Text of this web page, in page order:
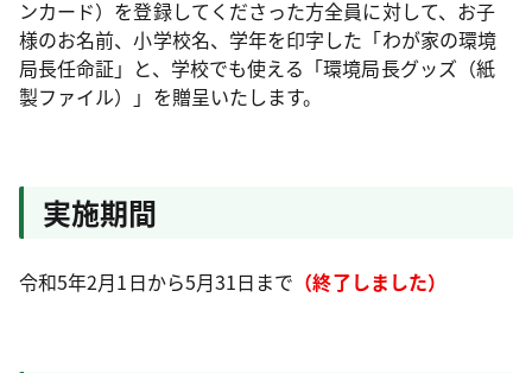
ンカード）を登録してくださった方全員に対して、お子
様のお名前、小学校名、学年を印字した「わが家の環境
局長任命証」と、学校でも使える「環境局長グッズ（紙
製ファイル）」を贈呈いたします。
実施期間
令和5年2月1日から5月31日まで （終了しました）